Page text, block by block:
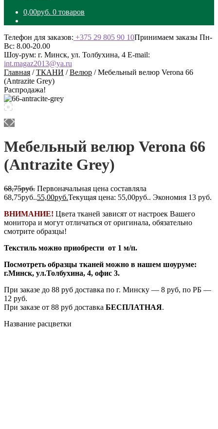
0,00руб. 0 товаров
Телефон для заказов: +375 29 805 90 10Принимаем заказы Пн-
Вс: 8.00-20.00
Шоу-рум: г. Минск, ул. Толбухина, 4 E-mail:
int.magaz2013@ya.ru
Главная /ТКАНИ /Велюр /Мебельный велюр Verona 66
(Antrazite Grey)
Распродажа!
Мебельный велюр Verona 66
(Antrazite Grey)
68,75руб. Первоначальная цена составляла
68,75руб..55,00руб.Текущая цена: 55,00руб.. Экономия 13 руб.
ВНИМАНИЕ! Цвета тканей зависят от настроек Вашего
монитора и могут отличаться от оригинала, обязательно
смотрите образцы!
Текстиль можно приобрести от 1 м/п.
Посмотреть образцы тканей можно в нашем шоуруме:
г.Минск, ул.Толбухина, 4, офис 3.
При заказе до 88 руб доставка по г. Минску — 8 руб, по РБ —
12 руб.
При заказе от 88 руб доставка БЕСПЛАТНАЯ.
Название расцветки